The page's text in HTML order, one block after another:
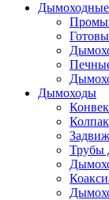
Дымоходы
Трубы